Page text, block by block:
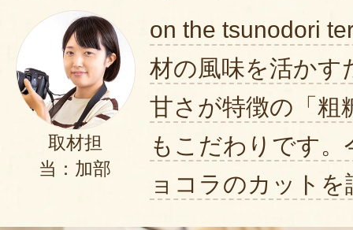
取材担
当：加部
on the tsunodori
材の風味を活かす
甘さが特徴の「粗
もこだわりです
ョコラのカットを